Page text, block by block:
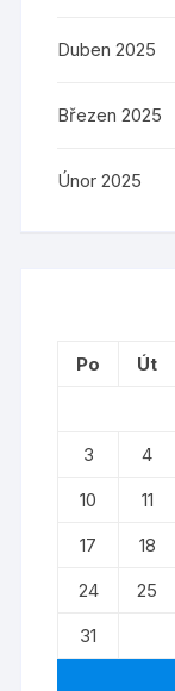
Duben 2025
Březen 2025
Únor 2025
Po Út
3
4
10
11
17
18
24
25
31